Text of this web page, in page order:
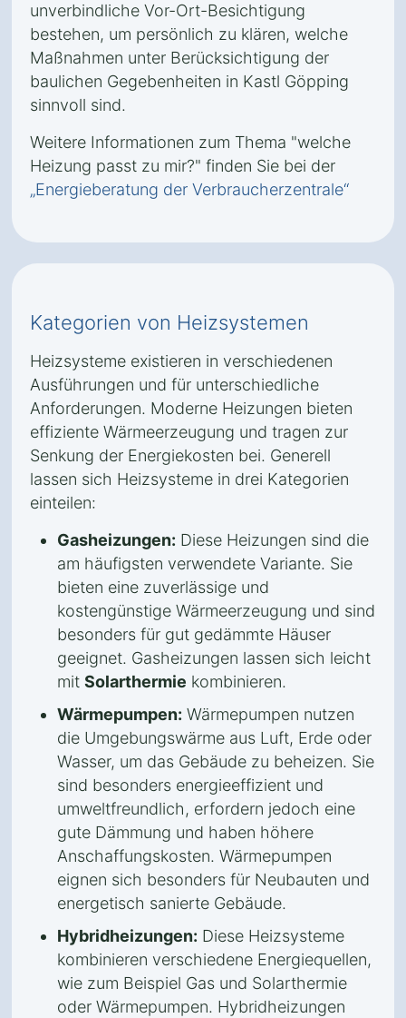
unverbindliche Vor-Ort-Besichtigung
bestehen, um persönlich zu klären, welche
Maßnahmen unter Berücksichtigung der
baulichen Gegebenheiten in Kastl Göpping
sinnvoll sind.
Weitere Informationen zum Thema "welche
Heizung passt zu mir?" finden Sie bei der
„Energieberatung der Verbraucherzentrale“
Kategorien von Heizsystemen
Heizsysteme existieren in verschiedenen
Ausführungen und für unterschiedliche
Anforderungen. Moderne Heizungen bieten
effiziente Wärmeerzeugung und tragen zur
Senkung der Energiekosten bei. Generell
lassen sich Heizsysteme in drei Kategorien
einteilen:
Gasheizungen: Diese Heizungen sind die
am häufigsten verwendete Variante. Sie
bieten eine zuverlässige und
kostengünstige Wärmeerzeugung und sind
besonders für gut gedämmte Häuser
geeignet. Gasheizungen lassen sich leicht
mit Solarthermie kombinieren.
Wärmepumpen: Wärmepumpen nutzen
die Umgebungswärme aus Luft, Erde oder
Wasser, um das Gebäude zu beheizen. Sie
sind besonders energieeffizient und
umweltfreundlich, erfordern jedoch eine
gute Dämmung und haben höhere
Anschaffungskosten. Wärmepumpen
eignen sich besonders für Neubauten und
energetisch sanierte Gebäude.
Hybridheizungen: Diese Heizsysteme
kombinieren verschiedene Energiequellen,
wie zum Beispiel Gas und Solarthermie
oder Wärmepumpen. Hybridheizungen